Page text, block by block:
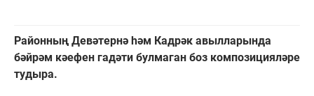
Районның Девәтернә һәм Кадрәк авылларында
бәйрәм кәефен гадәти булмаган боз композицияләре
тудыра.